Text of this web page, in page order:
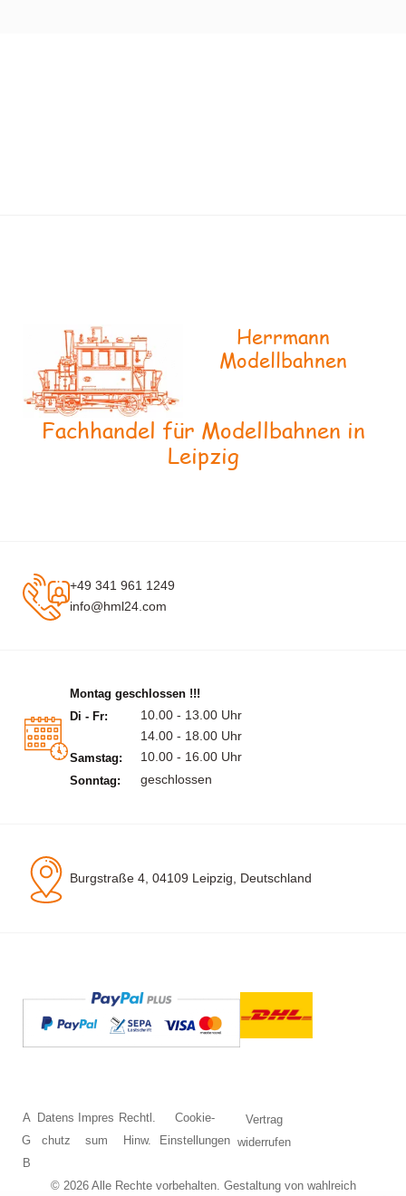
Herrmann
Modellbahnen
Fachhandel für Modellbahnen in
Leipzig
+49 341 961 1249
info@hml24.com
Montag geschlossen !!!
Di - Fr:
10.00 - 13.00 Uhr
14.00 - 18.00 Uhr
Samstag: 10.00 - 16.00 Uhr
Sonntag: geschlossen
Burgstraße 4, 04109 Leipzig, Deutschland
© 2026 Alle Rechte vorbehalten. Gestaltung von wahlreich
A
G
B
Datens
chutz
Impres
sum
Rechtl.
Hinw.
Cookie-
Einstellungen
Vertrag
widerrufen